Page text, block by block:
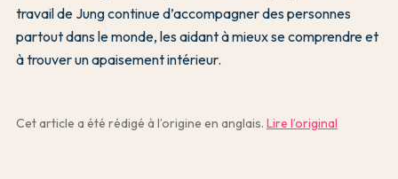
travail de Jung continue d’accompagner des personnes
partout dans le monde, les aidant à mieux se comprendre et
à trouver un apaisement intérieur.
Cet article a été rédigé à l’origine en anglais. Lire l’original